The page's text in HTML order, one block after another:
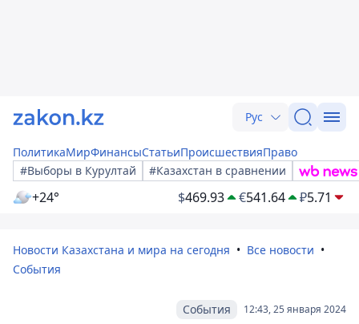
Рус
ПолитикаМирФинансыСтатьиПроисшествияПраво
#Выборы в Курултай
#Казахстан в сравнении
+24° $469.93 €541.64 ₽5.71
Новости Казахстана и мира на сегодня
Все новости
События
12:43, 25 января 2024
События